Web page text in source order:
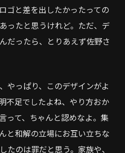
ゴと差を出したかったっての
ったと思うけれど。ただ、デ
だったら、とりあえず佐野さ
やっぱり、このデザインがよ
不足でしたよね、やり方おか
って、ちゃんと認めなよ。集
と和解の立場にお互い立ちな
たのは罪だと思う。家族や、